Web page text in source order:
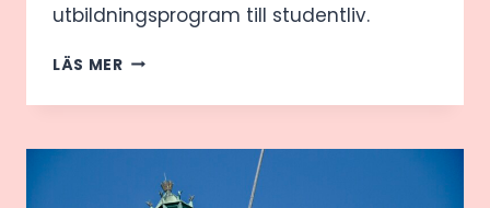
utbildningsprogram till studentliv.
LÄS MERSTOCKHOLMS
TIPS
JÄRVAVECKAN